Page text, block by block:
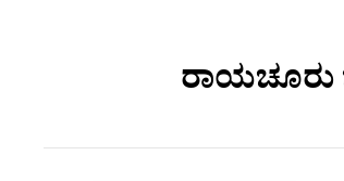
ರಾಯಚೂರು